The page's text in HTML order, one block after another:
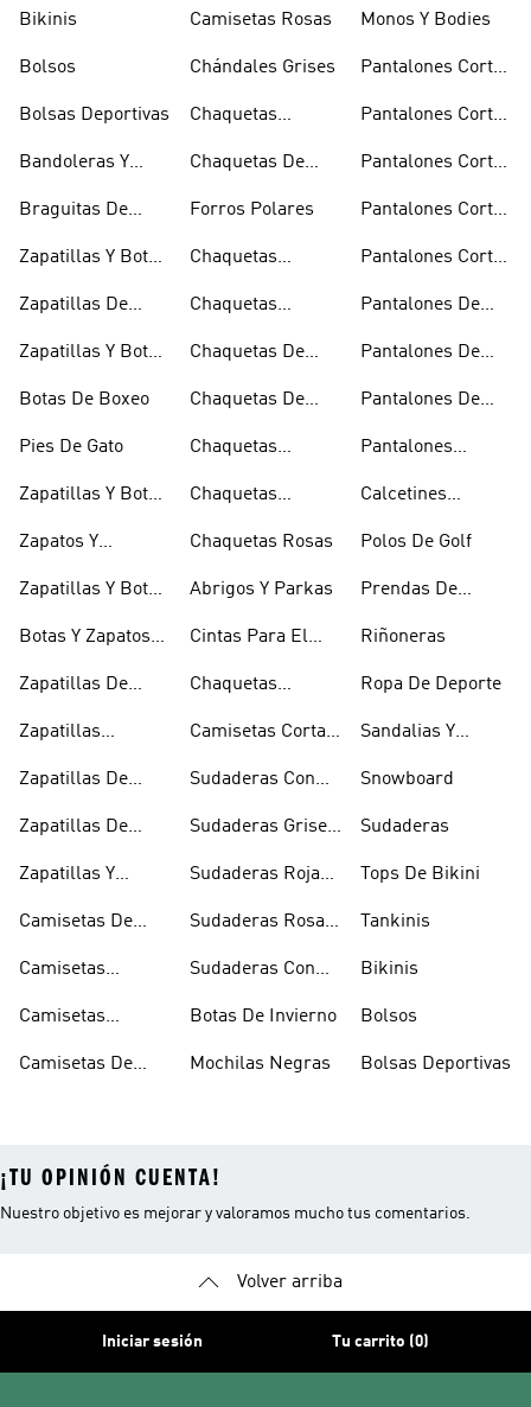
Bikinis
Bolsos
Bolsas Deportivas
Bandoleras Y
Hombro
Braguitas De
Zapatillas Y Botas
Zapatillas De
Zapatillas Y Botas
Botas De Boxeo
Pies De Gato
Zapatillas Y Botas
Zapatos Y
Doradas
Zapatillas Y Botas
Botas Y Zapatos
Zapatillas De
Zapatillas
Zapatillas De
Zapatillas De
Zapatillas Y
Camisetas De
Camisetas
Camisetas
Camisetas De
Camisetas Rosas
Chándales Grises
Chaquetas
Acolchados
Chaquetas De
Forros Polares
Chaquetas
Chaquetas
Chaquetas De
Chaquetas De
Chaquetas
Chaquetas
Chaquetas Rosas
Abrigos Y Parkas
Cintas Para El
Chaquetas
Camisetas Cortas
Sudaderas Con
Sudaderas Grises
Sudaderas Rojas
Sudaderas Rosas
Sudaderas Con
Botas De Invierno
Mochilas Negras
Monos Y Bodies
Pantalones Cortos
Pantalones Cortos
Pantalones Cortos
Pantalones Cortos
Pantalones Cortos
Pantalones De
Pantalones De
Pantalones De
Pantalones
Calcetines
Polos De Golf
Prendas De
Riñoneras
Ropa De Deporte
Sandalias Y
Snowboard
Sudaderas
Tops De Bikini
Tankinis
Bikinis
Bolsos
Bolsas Deportivas
¡TU OPINIÓN CUENTA!
Nuestro objetivo es mejorar y valoramos mucho tus comentarios.
Volver arriba
Iniciar sesión Tu carrito (0)